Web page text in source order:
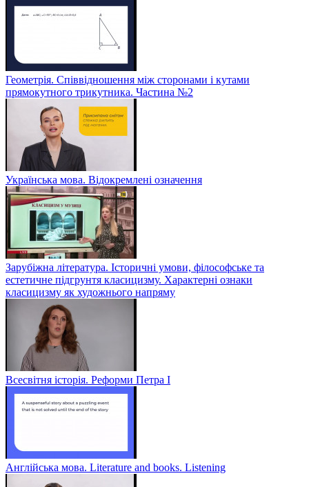
Геометрія. Співвідношення між сторонами і кутами
прямокутного трикутника. Частина №2
Українська мова. Відокремлені означення
Зарубіжна література. Історичні умови, філософське та
естетичне підгрунтя класицизму. Характерні ознаки
класицизму як художнього напряму
Всесвітня історія. Реформи Петра І
Англійська мова. Literature and books. Listening